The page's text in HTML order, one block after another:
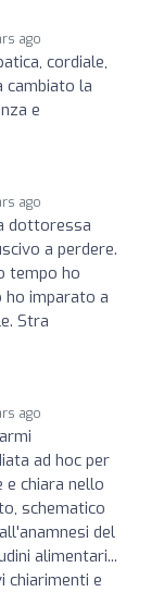
ago
cordiale,
cambiato la
e
ago
dottoressa
a perdere.
tempo ho
imparato a
Stra
ago
ad hoc per
chiara nello
schematico
del
alimentari...
chiarimenti e